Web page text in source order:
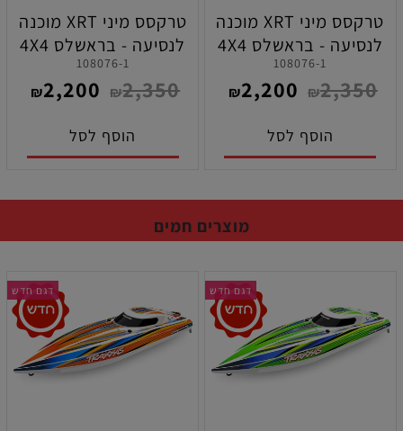
טרקסס מיני XRT מוכנה
לנסיעה - בראשלס 4X4
בגודל 1/16 בצבע ירוק
(ללא סוללה ומטען )
108076-1
₪2,350
₪2,200
הוסף לסל
טרקסס מיני XRT מוכנה
לנסיעה - בראשלס 4X4
בגודל 1/16 בצבע כתום
(ללא סוללה ומטען )
108076-1
₪2,350
₪2,200
הוסף לסל
מוצרים חמים
דגם חדש דגם חדש